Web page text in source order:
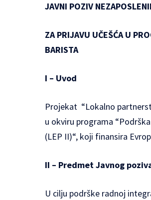
JAVNI POZIV
ZA PRIJAVU UČEŠĆA U
BARISTA
I – Uvod
Projekat “Lokalno
u okviru programa
(LEP II)“, koji finansira
II – Predmet Javnog
U cilju podrške radnoj